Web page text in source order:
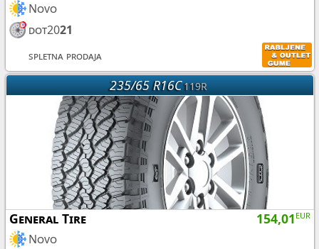
Novo
dot2021
spletna prodaja
235/65 R16C119R
154,01 EUR
General Tire
Novo